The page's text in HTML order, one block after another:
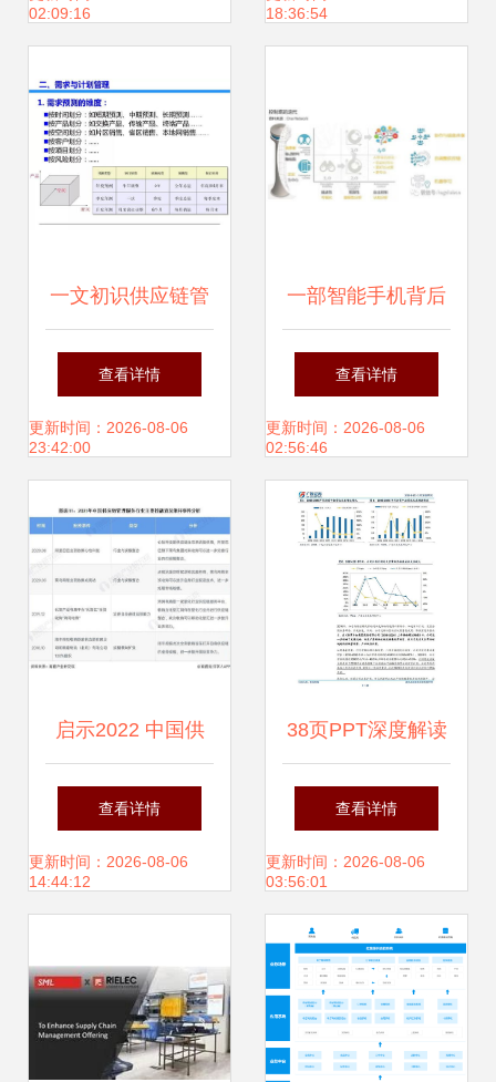
02:09:16
心价值与实践导向
18:36:54
一文初识供应链管
理 企业合作的结构
与价值 —— 以恒
查看详情
更新时间：2026-08-06
23:42:00
一部智能手机背后
的制造供应链管理
服务
查看详情
更新时间：2026-08-06
02:56:46
启示2022 中国供
应链管理服务行业
投融资及兼并重组
查看详情
更新时间：2026-08-06
14:44:12
38页PPT深度解读
浙商中拓大宗商品
供应链服务商模式
查看详情
更新时间：2026-08-06
03:56:01